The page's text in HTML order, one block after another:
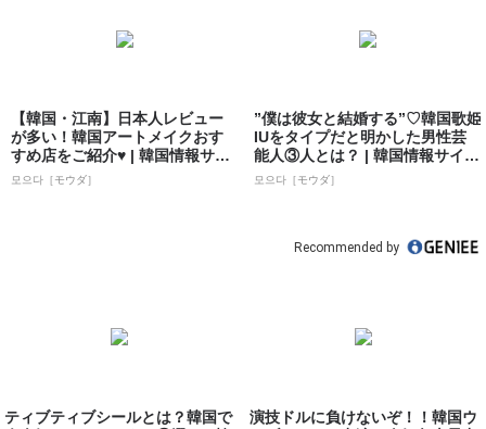
【韓国・江南】日本人レビュー
が多い！韓国アートメイクおす
すめ店をご紹介♥ | 韓国情報サイ
ト 모으...
모으다［モウダ］
”僕は彼女と結婚する”♡韓国歌姫
IUをタイプだと明かした男性芸
能人③人とは？ | 韓国情報サイト
...
모으다［モウダ］
Recommended by
ティブティブシールとは？韓国で
演技ドルに負けないぞ！！韓国ウ